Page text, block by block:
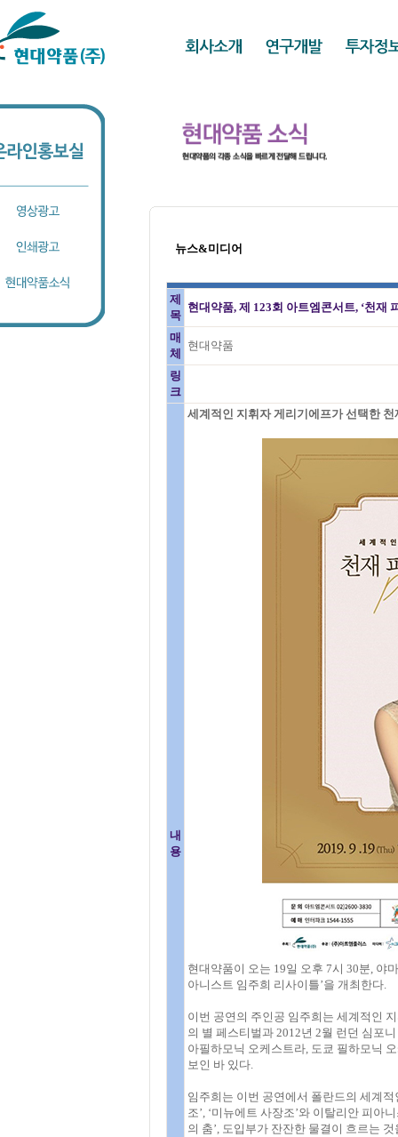
뉴스&미디어
제
목
현대약품, 제 123회 아트엠콘서트, ‘천재
매
체
현대약품
링
크
내
용
세계적인 지휘자 게리기에프가 선택한 천
현대약품이 오는 19일 오후 7시 30분, 야
아니스트 임주희 리사이틀’을 개최한다.
이번 공연의 주인공 임주희는 세계적인
의 별 페스티벌과 2012년 2월 런던 심포
아필하모닉 오케스트라, 도쿄 필하모닉
보인 바 있다.
임주희는 이번 공연에서 폴란드의 세계
조’, ‘미뉴에트 사장조’와 이탈리안 피아
의 춤’, 도입부가 잔잔한 물결이 흐르는